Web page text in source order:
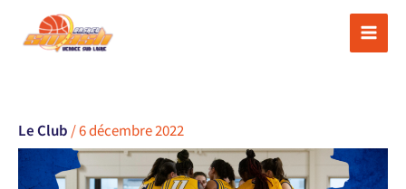
Le Club /6 décembre 2022